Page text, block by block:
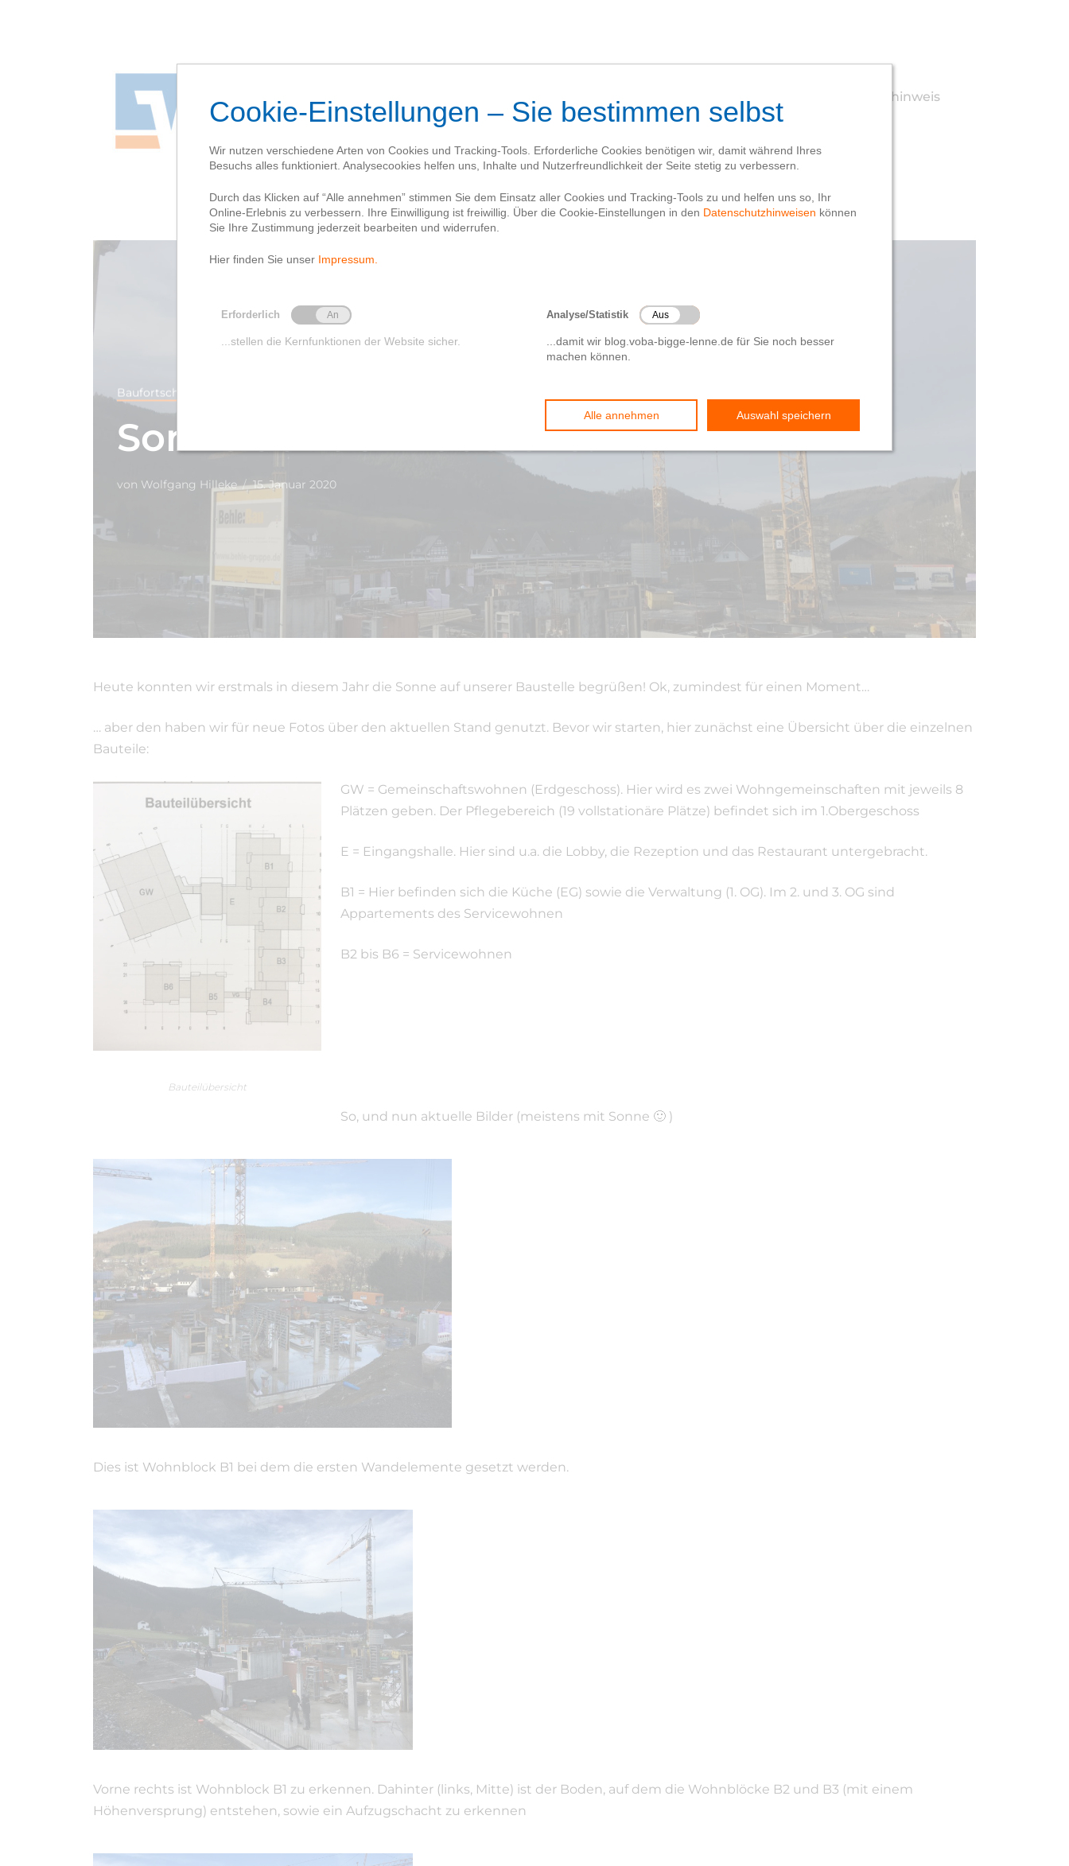
Datenschutzhinweis
Baufortschritt
Sonne auf der Baustelle!
von Wolfgang Hilleke 15. Januar 2020
Heute konnten wir erstmals in diesem Jahr die Sonne auf unserer Baustelle begrüßen! Ok, zumindest für einen Moment…
… aber den haben wir für neue Fotos über den aktuellen Stand genutzt. Bevor wir starten, hier zunächst eine Übersicht über die einzelnen
Bauteile:
Bauteilübersicht
GW = Gemeinschaftswohnen (Erdgeschoss). Hier wird es zwei Wohngemeinschaften mit jeweils 8
Plätzen geben. Der Pflegebereich (19 vollstationäre Plätze) befindet sich im 1.Obergeschoss
E = Eingangshalle. Hier sind u.a. die Lobby, die Rezeption und das Restaurant untergebracht.
B1 = Hier befinden sich die Küche (EG) sowie die Verwaltung (1. OG). Im 2. und 3. OG sind
Appartements des Servicewohnen
B2 bis B6 = Servicewohnen
So, und nun aktuelle Bilder (meistens mit Sonne 🙂 )
Dies ist Wohnblock B1 bei dem die ersten Wandelemente gesetzt werden.
Vorne rechts ist Wohnblock B1 zu erkennen. Dahinter (links, Mitte) ist der Boden, auf dem die Wohnblöcke B2 und B3 (mit einem
Höhenversprung) entstehen, sowie ein Aufzugschacht zu erkennen